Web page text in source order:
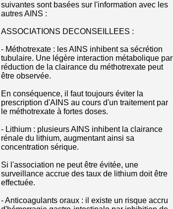
suivantes sont basées sur l'information avec les
autres AINS :
ASSOCIATIONS DECONSEILLEES :
- Méthotrexate : les AINS inhibent sa sécrétion
tubulaire. Une légère interaction métabolique par
réduction de la clairance du méthotrexate peut
être observée.
En conséquence, il faut toujours éviter la
prescription d'AINS au cours d'un traitement par
le méthotrexate à fortes doses.
- Lithium : plusieurs AINS inhibent la clairance
rénale du lithium, augmentant ainsi sa
concentration sérique.
Si l'association ne peut être évitée, une
surveillance accrue des taux de lithium doit être
effectuée.
- Anticoagulants oraux : il existe un risque accru